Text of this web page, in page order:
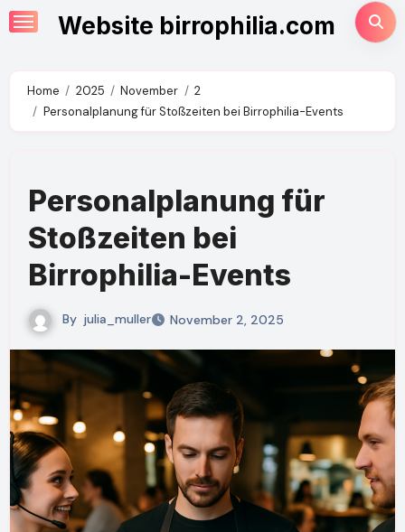
Skip
to
Website birrophilia.com
Home 2025 November
2
Personalplanung für Stoßzeiten bei Birrophilia-Events
Personalplanung für
Stoßzeiten bei
Birrophilia-Events
By julia_muller November 2, 2025